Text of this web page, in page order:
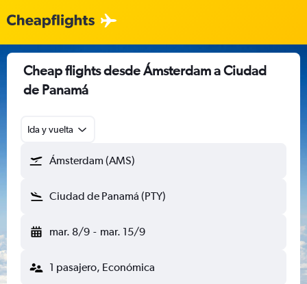
Cheap flights desde Ámsterdam a Ciudad
de Panamá
Ida y vuelta
Ámsterdam (AMS)
Ciudad de Panamá (PTY)
mar. 8/9 - mar. 15/9
1 pasajero, Económica